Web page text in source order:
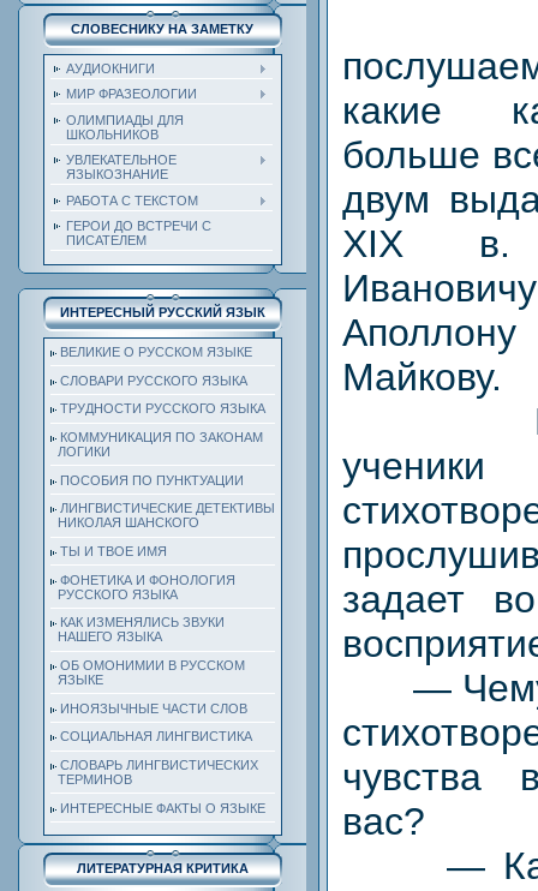
СЛОВЕСНИКУ НА ЗАМЕТКУ
АУДИОКНИГИ
МИР ФРАЗЕОЛОГИИ
ОЛИМПИАДЫ ДЛЯ
ШКОЛЬНИКОВ
УВЛЕКАТЕЛЬНОЕ
ЯЗЫКОЗНАНИЕ
РАБОТА С ТЕКСТОМ
ГЕРОИ ДО ВСТРЕЧИ С
ПИСАТЕЛЕМ
ИНТЕРЕСНЫЙ РУССКИЙ ЯЗЫК
ВЕЛИКИЕ О РУССКОМ ЯЗЫКЕ
СЛОВАРИ РУССКОГО ЯЗЫКА
ТРУДНОСТИ РУССКОГО ЯЗЫКА
КОММУНИКАЦИЯ ПО ЗАКОНАМ
ЛОГИКИ
ПОСОБИЯ ПО ПУНКТУАЦИИ
ЛИНГВИСТИЧЕСКИЕ ДЕТЕКТИВЫ
НИКОЛАЯ ШАНСКОГО
ТЫ И ТВОЕ ИМЯ
ФОНЕТИКА И ФОНОЛОГИЯ
РУССКОГО ЯЗЫКА
КАК ИЗМЕНЯЛИСЬ ЗВУКИ
НАШЕГО ЯЗЫКА
ОБ ОМОНИМИИ В РУССКОМ
ЯЗЫКЕ
ИНОЯЗЫЧНЫЕ ЧАСТИ СЛОВ
СОЦИАЛЬНАЯ ЛИНГВИСТИКА
СЛОВАРЬ ЛИНГВИСТИЧЕСКИХ
ТЕРМИНОВ
ИНТЕРЕСНЫЕ ФАКТЫ О ЯЗЫКЕ
ЛИТЕРАТУРНАЯ КРИТИКА
какие
больше
двум
XIX
Майкову.
задает
— Чему
чувства
вас?
—